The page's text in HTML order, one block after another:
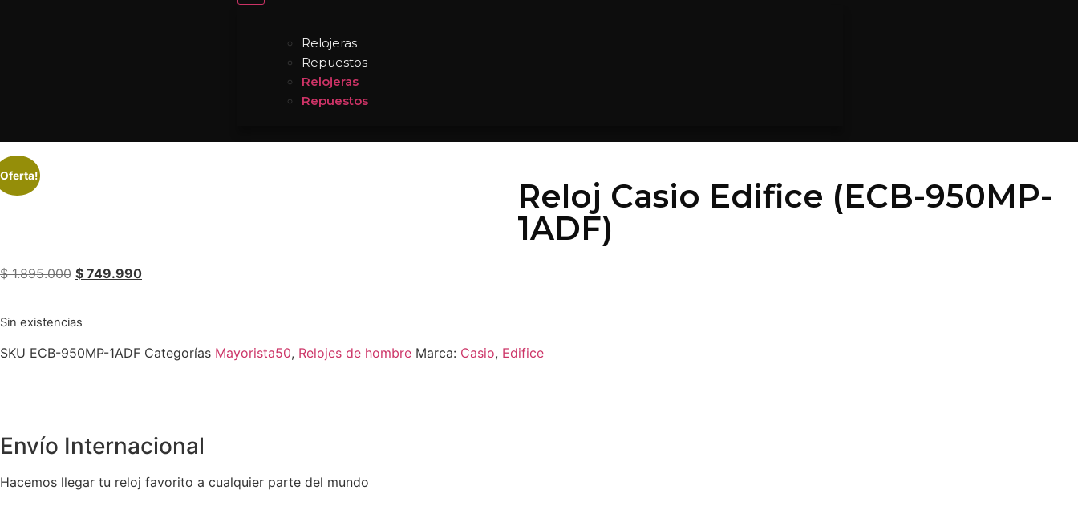
Relojeras
Repuestos
Relojeras
Repuestos
Reloj Casio Edifice (ECB-950MP-
1ADF)
$1.895.000 $ 749.990
Sin existencias
SKU ECB-950MP-1ADF Categorías Mayorista50, Relojes de hombre Marca: Casio, Edifice
Envío Internacional
Hacemos llegar tu reloj favorito a cualquier parte del mundo